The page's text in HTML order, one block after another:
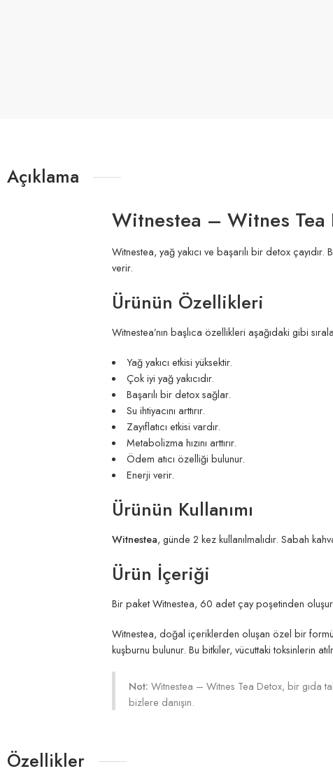
Açıklama
Witnestea – Witnes Tea
Witnestea, yağ yakıcı ve başarılı bir detox çayıdır.
verir.
Ürünün Özellikleri
Witnestea’nın başlıca özellikleri aşağıdaki gibi
Yağ yakıcı etkisi yüksektir.
Çok iyi yağ yakıcıdır.
Başarılı bir detox sağlar.
Su ihtiyacını arttırır.
Zayıflatıcı etkisi vardır.
Metabolizma hızını arttırır.
Ödem atıcı özelliği bulunur.
Enerji verir.
Ürünün Kullanımı
Witnestea, günde 2 kez kullanılmalıdır. Sabah
Ürün İçeriği
Bir paket Witnestea, 60 adet çay poşetinden oluşur
Witnestea, doğal içeriklerden oluşan özel bir
kuşburnu bulunur. Bu bitkiler, vücuttaki toksinlerin
Not: Witnestea – Witnes Tea Detox, bir gıda
bizlere danışın.
Özellikler